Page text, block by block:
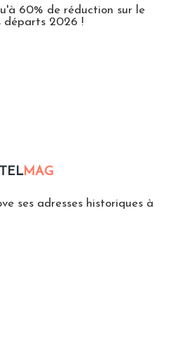
60% de réduction sur le
départs 2026 !
MAG
ses adresses historiques à